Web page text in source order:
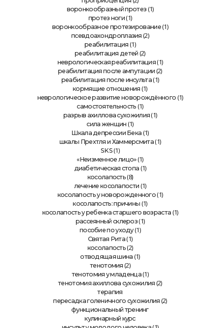
воронкообразный протез (1)
протез ноги (1)
воронкообразное протезирование(1)
псевдоахондроплазия (2)
реабилитация (1)
реабилитация детей (2)
неврологическая реабилитация (1)
реабилитация после ампутации (2)
реабилитация после инсульта(1)
кормящие отношения (1)
неврологическое развитие новорождённого (1)
самостоятельность (1)
разрыв ахиллова сухожилия (1)
сила женщин (1)
Шкала депрессии Бека (1)
шкалы Прехтля и Хаммерсмита(1)
SKS(1)
«Неизменное лицо»(1)
диабетическая стопа (1)
косолапость (8)
лечение косолапости (1)
косолапость у новорожденного (1)
косолапость: причины (1)
косолапость у ребенка старшего возраста (1)
рассеянный склероз (1)
пособие по уходу(1)
Святая Рита (1)
косолапость (2)
отводящая шина (1)
тенотомия (2)
тенотомия у младенца(1)
тенотомия ахиллова сухожилия (2)
терапия
пересадка голеничного сухожилия (2)
функциональный тренинг
кулинарный курс